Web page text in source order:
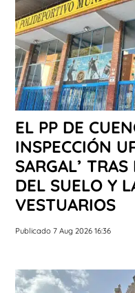
EL PP DE
INSPECCIÓN
SARGAL’
DEL SUELO Y
VESTUARIOS
Publicado 7 Aug 2026 16:36